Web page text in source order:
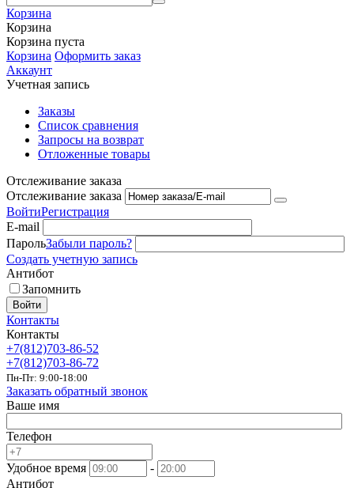
Корзина
Корзина
Корзина пуста
Корзина Оформить заказ
Аккаунт
Учетная запись
Заказы
Список сравнения
Запросы на возврат
Отложенные товары
Отслеживание заказа
Отслеживание заказа
ВойтиРегистрация
E-mail
ПарольЗабыли пароль?
Создать учетную запись
Антибот
Запомнить
Войти
Контакты
Контакты
+7(812)703-86-52
+7(812)703-86-72
Пн-Пт: 9:00-18:00
Заказать обратный звонок
Ваше имя
Телефон
Удобное время
-
Антибот